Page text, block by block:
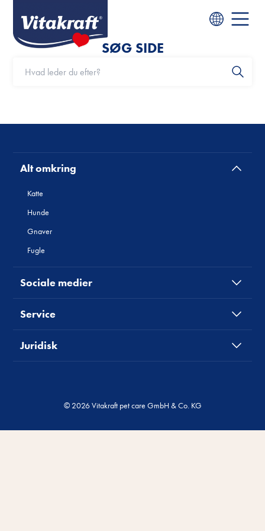
SØG SIDE
Alt omkring
Katte
Hunde
Gnaver
Fugle
Sociale medier
Service
Juridisk
© 2026 Vitakraft pet care GmbH & Co. KG